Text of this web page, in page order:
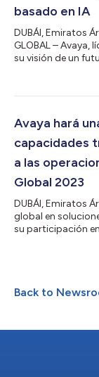
basado en IA
DUBÁI, Emiratos
GLOBAL – Avaya,
su visión de un
relieve el arte de
del cliente en el
Avaya hará
capacidades
a las
Global 2023
DUBÁI, Emiratos
global en
su participación
Global servirá
específicos que
Back to